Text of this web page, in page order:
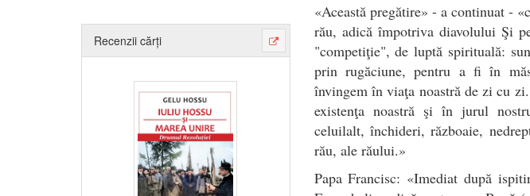
Recenzii cărți
«Această pregătire» - a continuat -
rău, adică împotriva diavolului Şi
"competiţie", de luptă spirituală:
prin rugăciune, pentru a fi în
învingem în viaţa noastră de zi cu
existenţa noastră şi în jurul
celuilalt, închideri, războaie,
rău, ale răului.»
Papa Francisc: «Imediat după